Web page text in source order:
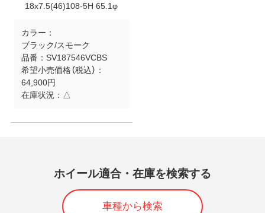
18x7.5(46)108-5H 65.1φ
カラー：
ブラック/スモーク
品番： SV187546VCBS
希望小売価格（税込）：
64,900円
在庫状況： △
ホイール適合・在庫を検索する
車種から検索